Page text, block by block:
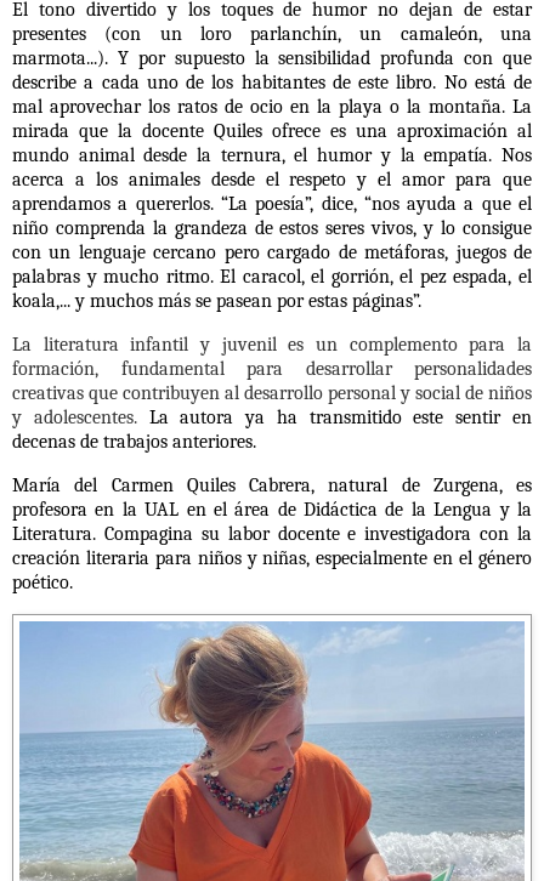
El tono divertido y los toques de humor no dejan de estar
presentes (con un loro parlanchín, un camaleón, una
marmota...). Y por supuesto la sensibilidad profunda con que
describe a cada uno de los habitantes de este libro. No está de
mal aprovechar los ratos de ocio en la playa o la montaña. La
mirada que la docente Quiles ofrece es una aproximación al
mundo animal desde la ternura, el humor y la empatía. Nos
acerca a los animales desde el respeto y el amor para que
aprendamos a quererlos. “La poesía”, dice, “nos ayuda a que el
niño comprenda la grandeza de estos seres vivos, y lo consigue
con un lenguaje cercano pero cargado de metáforas, juegos de
palabras y mucho ritmo. El caracol, el gorrión, el pez espada, el
koala,... y muchos más se pasean por estas páginas”.
La literatura infantil y juvenil es un complemento para la
formación, fundamental para desarrollar personalidades
creativas que contribuyen al desarrollo personal y social de niños
y adolescentes.La autora ya ha transmitido este sentir en
decenas de trabajos anteriores.
María del Carmen Quiles Cabrera, natural de Zurgena, es
profesora en la UAL en el área de Didáctica de la Lengua y la
Literatura. Compagina su labor docente e investigadora con la
creación literaria para niños y niñas, especialmente en el género
poético.